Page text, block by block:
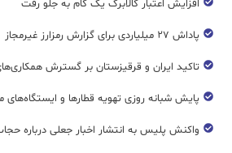
افزایش اعتبار کالابرگ یک گام به جلو رفت
پاداش ۲۷ میلیاردی برای گزارش رمزارز غیرمجاز
تاکید ایران و قرقیزستان بر گسترش
پایش شبانه روزی تهویه قطار‌ها و ایستگاه‌های
واکنش پلیس به انتشار اخبار جعلی درباره